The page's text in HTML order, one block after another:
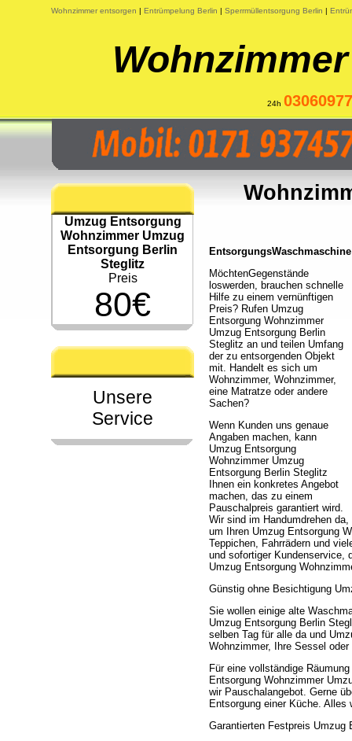
Wohnzimmer entsorgen | Entrümpelung Berlin | Sperrmüllentsorgung Berlin |
24h
Umzug Entsorgung
Wohnzimmer Umzug
Entsorgung Berlin
Steglitz
Preis
80€
Unsere
Service
MöchtenGegenstände
loswerden, brauchen schnelle
Hilfe zu einem vernünftigen
Preis? Rufen Umzug
Entsorgung Wohnzimmer
Umzug Entsorgung Berlin
Steglitz an und teilen Umfang
der zu entsorgenden Objekt
mit. Handelt es sich um
Wohnzimmer, Wohnzimmer,
eine Matratze oder andere
Sachen?
Wenn Kunden uns genaue
Angaben machen, kann
Umzug Entsorgung
Wohnzimmer Umzug
Entsorgung Berlin Steglitz
Ihnen ein konkretes Angebot
machen, das zu einem
Pauschalpreis garantiert wird.
Wir sind im Handumdrehen da,
um Ihren Umzug Entsorgung
Teppichen, Fahrrädern und
und sofortiger Kundenservice,
Umzug Entsorgung
Günstig ohne Besichtigung
Sie wollen einige alte
Umzug Entsorgung Berlin
selben Tag für alle da und
Wohnzimmer, Ihre Sessel
Für eine vollständige
Entsorgung Wohnzimmer
wir Pauschalangebot. Gerne
Entsorgung einer Küche. Alles
Garantierten Festpreis Umzug